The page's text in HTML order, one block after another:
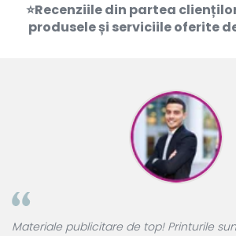
⭐Recenziile din partea
produsele și serviciile oferite
Materiale publicitare de top! Printurile